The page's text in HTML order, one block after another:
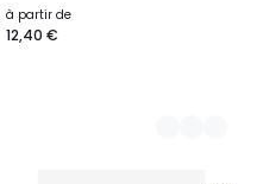
à partir de
12,40 €